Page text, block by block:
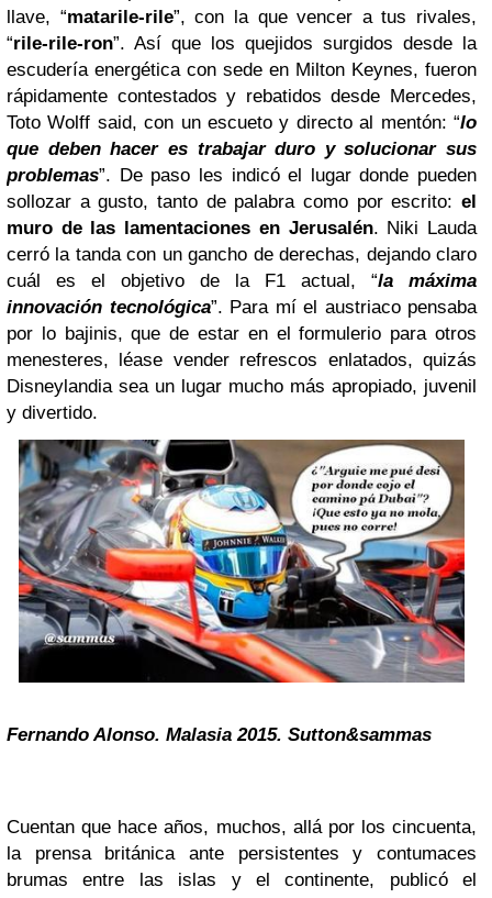
llave, “matarile-rile”, con la que vencer a tus rivales,
“rile-rile-ron”. Así que los quejidos surgidos desde la
escudería energética con sede en Milton Keynes, fueron
rápidamente contestados y rebatidos desde Mercedes,
Toto Wolff said, con un escueto y directo al mentón: “lo
que deben hacer es trabajar duro y solucionar sus
problemas”. De paso les indicó el lugar donde pueden
sollozar a gusto, tanto de palabra como por escrito: el
muro de las lamentaciones en Jerusalén. Niki Lauda
cerró la tanda con un gancho de derechas, dejando claro
cuál es el objetivo de la F1 actual, “la máxima
innovación tecnológica”. Para mí el austriaco pensaba
por lo bajinis, que de estar en el formulerio para otros
menesteres, léase vender refrescos enlatados, quizás
Disneylandia sea un lugar mucho más apropiado, juvenil
y divertido.
Fernando Alonso. Malasia 2015. Sutton&sammas
Cuentan que hace años, muchos, allá por los cincuenta,
la prensa británica ante persistentes y contumaces
brumas entre las islas y el continente, publicó el